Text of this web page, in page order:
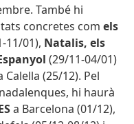
També hi
concretes comels
11/01), Natalis, els
(29/11-04/01)
Calella (25/12). Pel
hi haurà
a Barcelona (01/12),